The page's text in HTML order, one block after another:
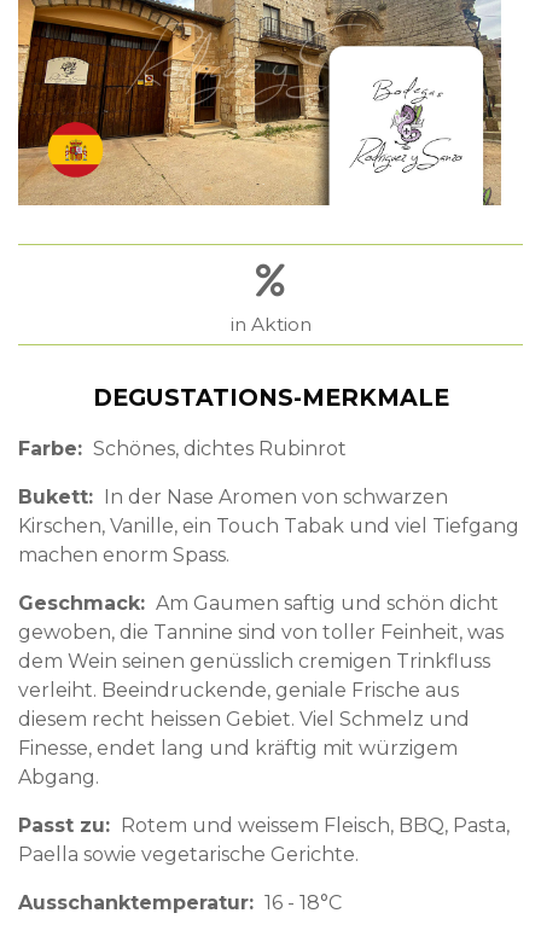
in Aktion
DEGUSTATIONS-MERKMALE
Farbe Schönes, dichtes Rubinrot
Bukett
In der Nase Aromen von schwarzen
Kirschen, Vanille, ein Touch Tabak und viel Tiefgang
machen enorm Spass.
Geschmack
Am Gaumen saftig und schön dicht
gewoben, die Tannine sind von toller Feinheit, was
dem Wein seinen genüsslich cremigen Trinkfluss
verleiht. Beeindruckende, geniale Frische aus
diesem recht heissen Gebiet. Viel Schmelz und
Finesse, endet lang und kräftig mit würzigem
Abgang.
Passt zu
Rotem und weissem Fleisch, BBQ, Pasta,
Paella sowie vegetarische Gerichte.
Ausschanktemperatur 16 - 18°C